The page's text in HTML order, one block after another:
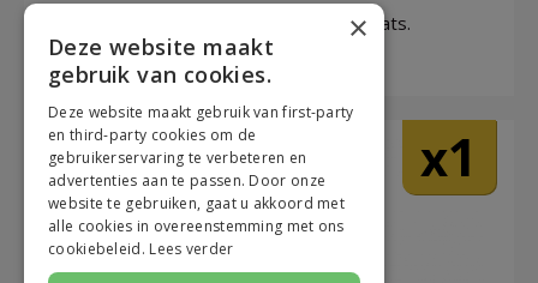
Opslag: Opslaan in een koele, droge plaats.
x1
×
Deze website maakt
gebruik van cookies.
Deze website maakt gebruik van first-party
en third-party cookies om de
gebruikerservaring te verbeteren en
advertenties aan te passen. Door onze
website te gebruiken, gaat u akkoord met
alle cookies in overeenstemming met ons
cookiebeleid. Lees verder